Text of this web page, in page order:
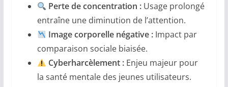
Perte de concentration :Usage prolongé
entraîne une diminution de l’attention.
Image corporelle négative :Impact par
comparaison sociale biaisée.
Cyberharcèlement :Enjeu majeur pour
la santé mentale des jeunes utilisateurs.